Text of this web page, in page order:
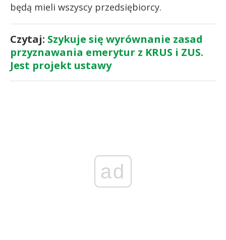
będą mieli wszyscy przedsiębiorcy.
Czytaj: Szykuje się wyrównanie zasad
przyznawania emerytur z KRUS i ZUS.
Jest projekt ustawy
ad